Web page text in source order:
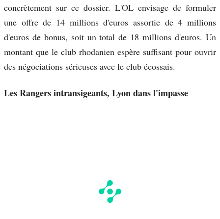
concrètement sur ce dossier. L'OL envisage de formuler
une offre de 14 millions d'euros assortie de 4 millions
d'euros de bonus, soit un total de 18 millions d'euros. Un
montant que le club rhodanien espère suffisant pour ouvrir
des négociations sérieuses avec le club écossais.
Les Rangers intransigeants, Lyon dans l'impasse